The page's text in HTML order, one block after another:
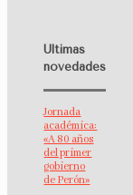
Últimas
novedades
Jornada
académica:
«A 80 años
del primer
gobierno
de Perón»